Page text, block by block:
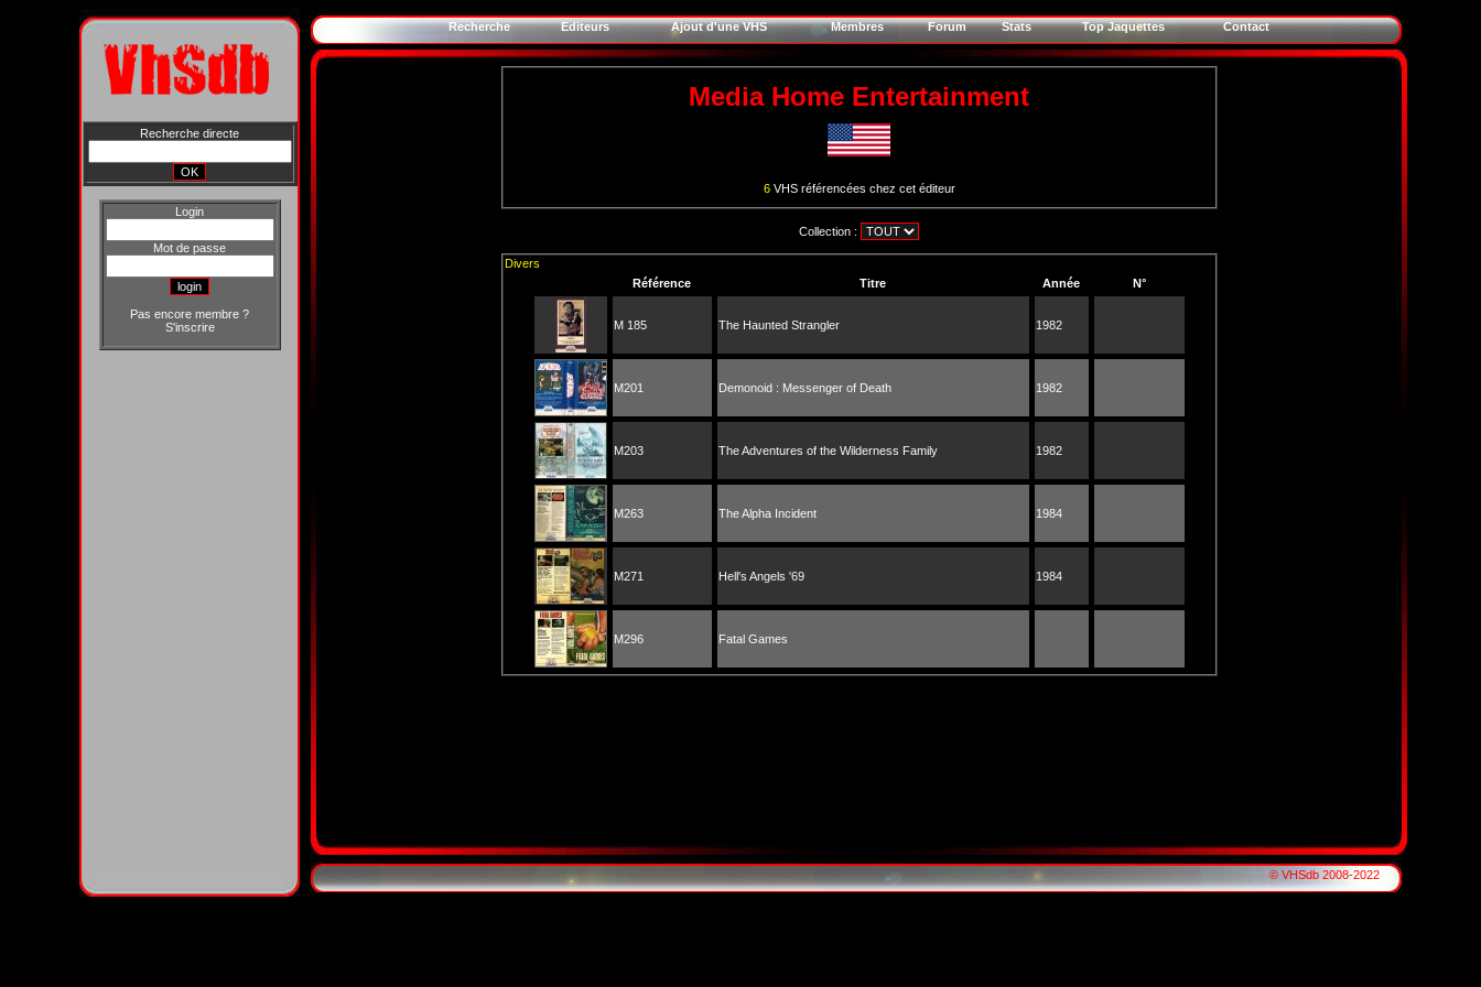
Recherche directe
Login
Mot de passe
Pas encore membre ?
S'inscrire
Recherche Editeurs Ajout d'une VHS Membres Forum Stats Top Jaquettes Contact
Media Home Entertainment
6VHS référencées chez cet éditeur
Collection :
Divers
Référence
Titre Année N°
M 185 The Haunted Strangler 1982
M201 Demonoid : Messenger of Death 1982
M203 The Adventures of the Wilderness Family 1982
M263 The Alpha Incident 1984
M271 Hell's Angels '69 1984
M296 Fatal Games
© VHSdb 2008-2022